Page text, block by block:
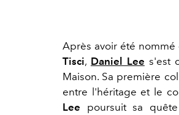
Après avoir été
Tisci, Daniel Lee s'est
Maison. Sa première
entre l'héritage et le
Lee poursuit sa